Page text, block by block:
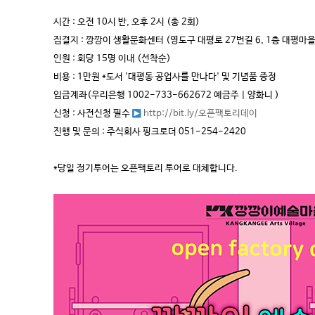
시간 : 오전 10시 반, 오후 2시 (총 2회)
집결지 : 깡깡이 생활문화센터 (영도구 대평로 27번길 6, 1층 대평마
인원 : 회당 15명 이내 (선착순)
비용 : 1만원 *도서 '대평동 공업사를 만나다' 및 기념품 증정
입금계좌(우리은행 1002-733-662672 예금주 | 양화니 )
신청 : 사전신청 필수
http://bit.ly/오픈팩토리데이
진행 및 문의 : 주식회사 핑크로더 051-254-2420
*당일 정기투어는 오픈팩토리 투어로 대체합니다.